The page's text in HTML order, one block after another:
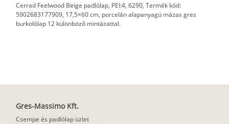
Cerrad Feelwood Beige padlólap, PEI:4, 6290, Termék kód:
5902683177909, 17,5×60 cm, porcelán alapanyagú mázas gres
burkolólap 12 különböző mintázattal.
Gres-Massimo Kft.
Csempe és padlólap üzlet